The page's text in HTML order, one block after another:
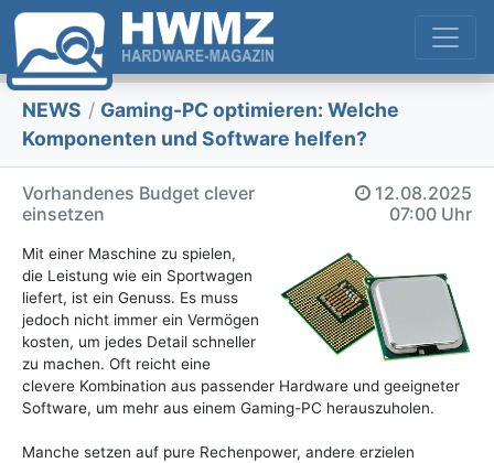
NEWS / Gaming-PC optimieren: Welche
Komponenten und Software helfen?
Vorhandenes Budget clever
einsetzen
12.08.2025
07:00 Uhr
Mit einer Maschine zu spielen,
die Leistung wie ein Sportwagen
liefert, ist ein Genuss. Es muss
jedoch nicht immer ein Vermögen
kosten, um jedes Detail schneller
zu machen. Oft reicht eine
clevere Kombination aus passender Hardware und geeigneter
Software, um mehr aus einem Gaming-PC herauszuholen.
Manche setzen auf pure Rechenpower, andere erzielen